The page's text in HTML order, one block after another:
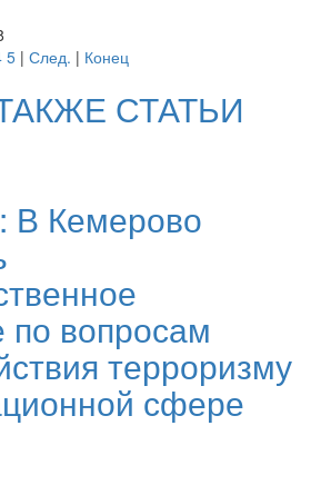
5 | След. | Конец
СТАТЬИ
В Кемерово
вопросам
терроризму
сфере